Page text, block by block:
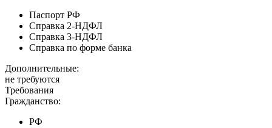
Паспорт РФ
Справка 2-НДФЛ
Справка 3-НДФЛ
Справка по форме банка
Дополнительные:
не требуются
Требования
Гражданство:
РФ